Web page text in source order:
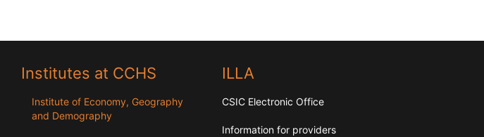
Institutes at CCHS
Institute of Economy, Geography
and Demography
ILLA
CSIC Electronic Office
Information for providers